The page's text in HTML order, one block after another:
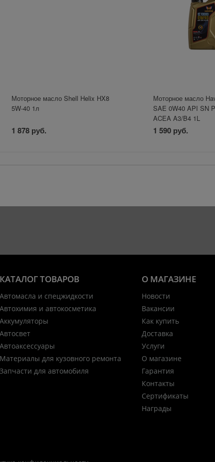
Моторное масло Shell Helix HX8
5W-40 1л
1 878 руб.
Моторное масло
SAE 0W40 API SN
ACEA A3/B4 1L
1 590 руб.
О МАГАЗИНЕ
Новости
Вакансии
Как купить
Доставка
Услуги
О магазине
Гарантия
Контакты
Сертификаты
Награды
КАТАЛОГ ТОВАРОВ
Автомасла и спецжидкости
Автохимия и автокосметика
Аккумуляторы
Автосвет
Автоаксессуары
Материалы для кузовного ремонта
Запчасти для автомобиля